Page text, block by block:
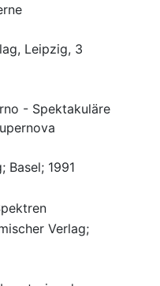
Leipzig, 3
- Spektakuläre
Basel; 1991
Verlag;